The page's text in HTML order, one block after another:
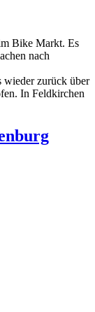
Bike Markt. Es
nach
wieder zurück über
In Feldkirchen